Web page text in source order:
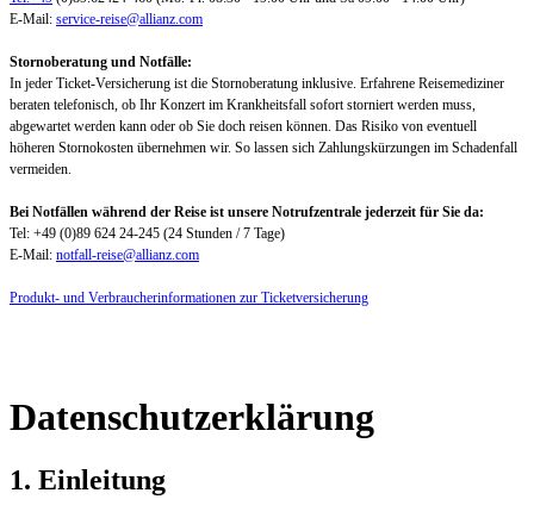
E-Mail: service-reise@allianz.com
Stornoberatung und Notfälle:
In jeder Ticket-Versicherung ist die Stornoberatung inklusive. Erfahrene Reisemediziner
beraten telefonisch, ob Ihr Konzert im Krankheitsfall sofort storniert werden muss,
abgewartet werden kann oder ob Sie doch reisen können. Das Risiko von eventuell
höheren Stornokosten übernehmen wir. So lassen sich Zahlungskürzungen im Schadenfall
vermeiden.
Bei Notfällen während der Reise ist unsere Notrufzentrale jederzeit für Sie da:
Tel: +49 (0)89 624 24-245 (24 Stunden / 7 Tage)
E-Mail: notfall-reise@allianz.com
Produkt- und Verbraucherinformationen zur Ticketversicherung
Datenschutzerklärung
1. Einleitung